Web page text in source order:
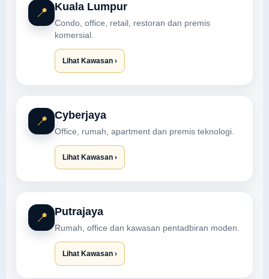
📍 Kuala Lumpur
Condo, office, retail, restoran dan premis
komersial.
Lihat Kawasan ›
📍 Cyberjaya
Office, rumah, apartment dan premis teknologi.
Lihat Kawasan ›
📍 Putrajaya
Rumah, office dan kawasan pentadbiran moden.
Lihat Kawasan ›